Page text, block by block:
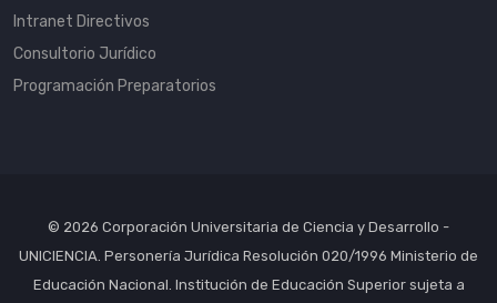
Intranet Directivos
Consultorio Jurídico
Programación Preparatorios
© 2026 Corporación Universitaria de Ciencia y Desarrollo -
UNICIENCIA. Personería Jurídica Resolución 020/1996 Ministerio de
Educación Nacional. Institución de Educación Superior sujeta a